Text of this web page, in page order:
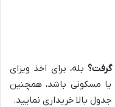
گرفت؟بله، برای اخذ ویزای
یا مسکونی باشد، همچنین
بالا خریداری نمایید.